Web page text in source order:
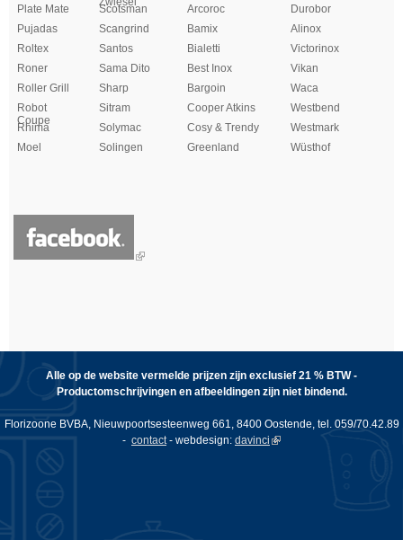
Plate Mate
Scotsman Arcoroc
Durobor
Pujadas
Scangrind Bamix
Alinox
Roltex
Santos Bialetti
Victorinox
Roner
Sama Dito Best Inox
Vikan
Roller Grill
Sharp Bargoin
Waca
Robot
Coupe
Sitram Cooper Atkins
Westbend
Rhima
Solymac Cosy & Trendy
Westmark
Moel
Solingen Greenland Wüsthof
Alle op de website vermelde prijzen zijn exclusief 21 % BTW -
Productomschrijvingen en afbeeldingen zijn niet bindend.
Florizoone BVBA, Nieuwpoortsesteenweg 661, 8400 Oostende, tel. 059/70.42.89
- contact- webdesign: davinci